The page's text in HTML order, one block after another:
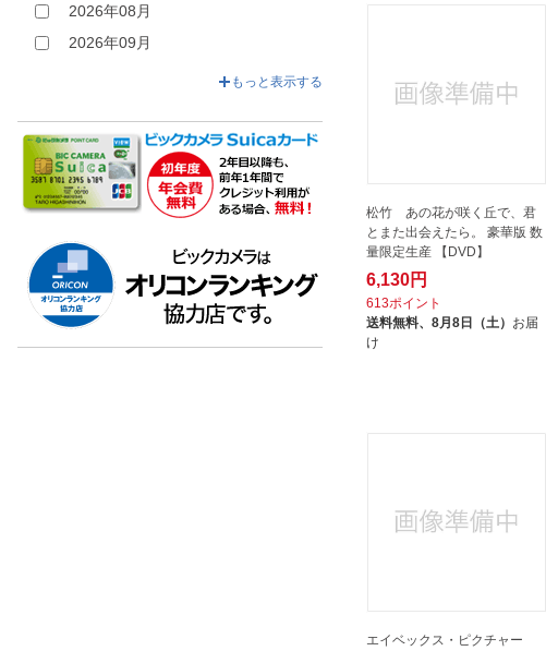
松竹 あの花が咲く丘で、君
とまた出会えたら。 豪華版 数
量限定生産 【DVD】
6,130円
613ポイント
送料無料、 8月8日（土） お届
け
エイベックス・ピクチャー
イーネットフロンティア｜E-NET
FRONTIER
ウォルト・ディズニー・ジャパン
(Japan)
エイベックス・エンタテインメン
ト｜Avex Entertainment
エイベックス・ピクチャーズ｜
エスピーオー｜SPO
エースデュースエンタテインメン
ト｜Ace Deuce
オデッサエンタテインメント｜
2026年08月
2026年09月
2026年12月
もっと表示する